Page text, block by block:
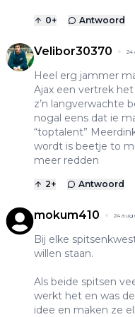
0+ Antwoord
Velibor30370 24
Heel erg jammer
Ajax een vertrek het
z’n langverwachte
nogal eens dat ie
“toptalent”
wordt is beetje to
meer redden
2+ Antwoord
mokum410 24
Bij elke
willen staan.
Als beide spitsen
werkt het en was
idee en maken ze